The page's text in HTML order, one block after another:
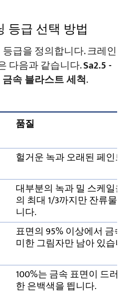
등급 선택 방법
등급을 정의합니다. 크레인
다음과 같습니다.Sa2.5 -
속 블라스트 세척.
품질
헐거운 녹과 오래된 페인
대부분의 녹과 밀 스케일
의 최대 1/3까지만 잔류물
니다.
표면의 95% 이상에서 금
미한 그림자만 남아 있습니
100%는 금속 표면이 드러
한 은백색을 띕니다.